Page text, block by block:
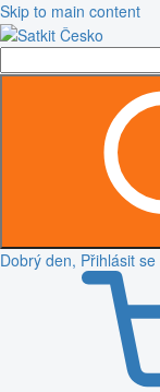
Skip to main content
Dobrý den, Přihlásit se